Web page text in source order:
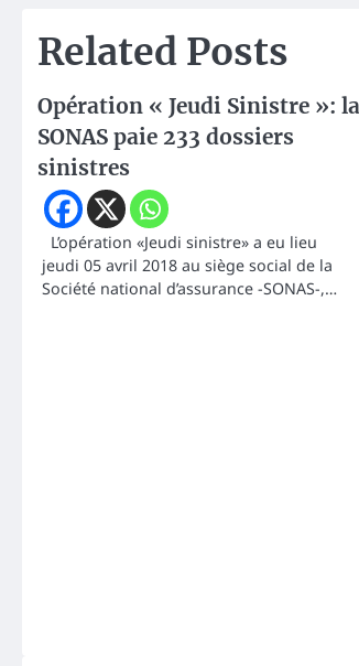
Related Posts
Opération « Jeudi Sinistre »: la
SONAS paie 233 dossiers
sinistres
L’opération «Jeudi sinistre» a eu lieu
jeudi 05 avril 2018 au siège social de la
Société national d’assurance -SONAS-,…